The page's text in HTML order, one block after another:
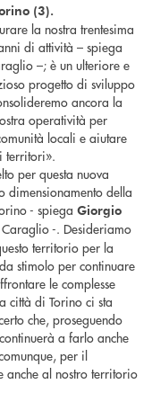
(3).
la nostra trentesima
di attività – spiega
–; è un ulteriore e
progetto di sviluppo
ancora la
operatività per
locali e aiutare
territori».
per questa nuova
dimensionamento della
- spiega Giorgio
-. Desideriamo
territorio per la
stimolo per continuare
le complesse
città di Torino ci sta
che, proseguendo
a farlo anche
per il
anche al nostro territorio